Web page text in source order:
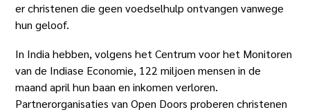
er christenen die geen voedselhulp ontvangen vanwege
hun geloof.
In India hebben, volgens het Centrum voor het Monitoren
van de Indiase Economie, 122 miljoen mensen in de
maand april hun baan en inkomen verloren.
Partnerorganisaties van Open Doors proberen christenen